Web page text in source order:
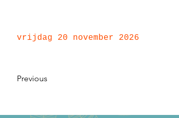
vrijdag 20 november 2026
Previous